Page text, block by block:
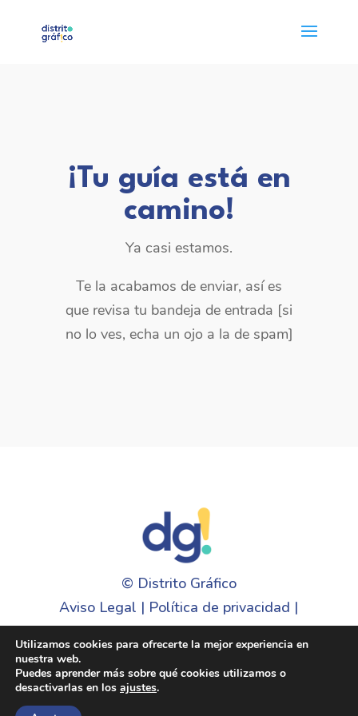
¡Tu guía está en
camino!
Ya casi estamos.
Te la acabamos de enviar, así es
que revisa tu bandeja de entrada [si
no lo ves, echa un ojo a la de spam]
© Distrito Gráfico
Aviso Legal | Política de privacidad |
Cookies
Utilizamos cookies para ofrecerte la mejor experiencia en
nuestra web.
Puedes aprender más sobre qué cookies utilizamos o
desactivarlas en los ajustes.